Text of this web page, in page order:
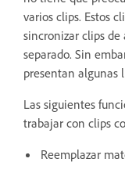
varios clips. Estos
sincronizar clips de
separado. Sin
presentan algunas
Las siguientes
trabajar con clips
Reemplazar